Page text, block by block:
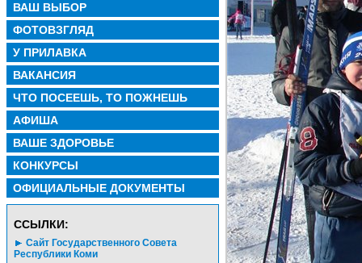
ВАШ ВЫБОР
ФОТОВЗГЛЯД
У ПРИЛАВКА
ВАКАНСИЯ
ЧТО ПОСЕЕШЬ, ТО ПОЖНЕШЬ
АФИША
ВАШЕ ЗДОРОВЬЕ
КОНКУРСЫ
ОФИЦИАЛЬНЫЕ ДОКУМЕНТЫ
CСЫЛКИ:
Сайт Государственного Совета
Республики Коми